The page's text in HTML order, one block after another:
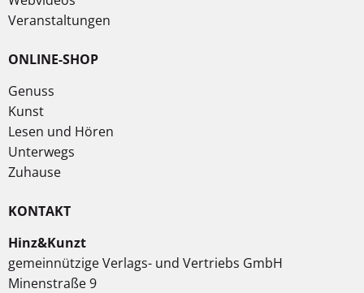
Veranstaltungen
ONLINE-SHOP
Genuss
Kunst
Lesen und Hören
Unterwegs
Zuhause
KONTAKT
Hinz&Kunzt
gemeinnützige Verlags- und Vertriebs GmbH
Minenstraße 9